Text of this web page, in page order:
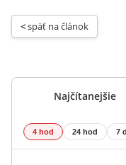
< späť na článok
Najčítanejšie
4 hod 24 hod 7